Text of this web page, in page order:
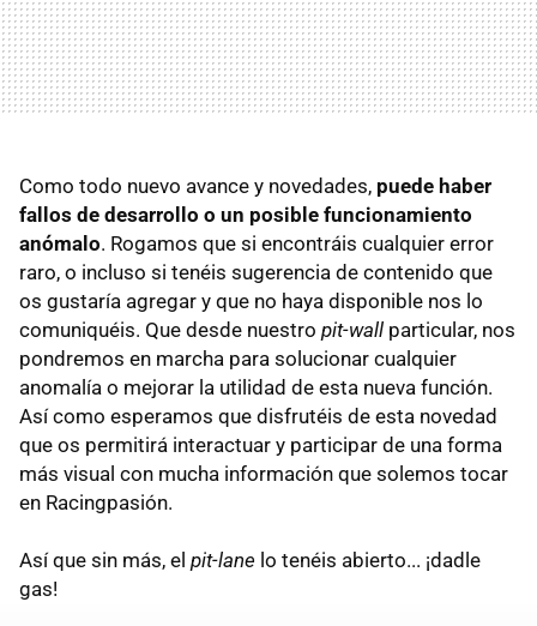
Como todo nuevo avance y novedades, puede haber
fallos de desarrollo o un posible funcionamiento
anómalo. Rogamos que si encontráis cualquier error
raro, o incluso si tenéis sugerencia de contenido que
os gustaría agregar y que no haya disponible nos lo
comuniquéis. Que desde nuestro pit-wall particular, nos
pondremos en marcha para solucionar cualquier
anomalía o mejorar la utilidad de esta nueva función.
Así como esperamos que disfrutéis de esta novedad
que os permitirá interactuar y participar de una forma
más visual con mucha información que solemos tocar
en Racingpasión.
Así que sin más, el pit-lane lo tenéis abierto... ¡dadle
gas!